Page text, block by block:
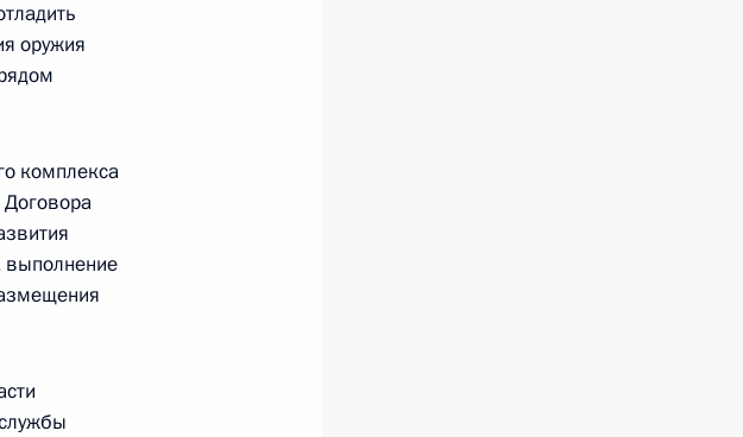
4
оружия
комплекса
Договора
выполнение